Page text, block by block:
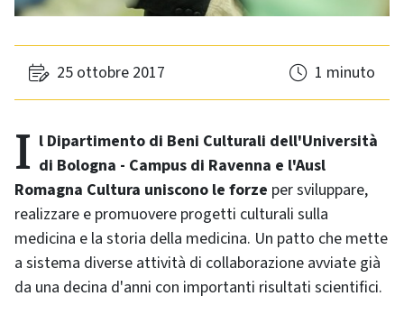
25 ottobre 2017 1 minuto
Il Dipartimento di Beni Culturali dell'Università di Bologna - Campus di Ravenna e l'Ausl
Romagna Cultura uniscono le forze per sviluppare,
realizzare e promuovere progetti culturali sulla
medicina e la storia della medicina. Un patto che mette
a sistema diverse attività di collaborazione avviate già
da una decina d'anni con importanti risultati scientifici.